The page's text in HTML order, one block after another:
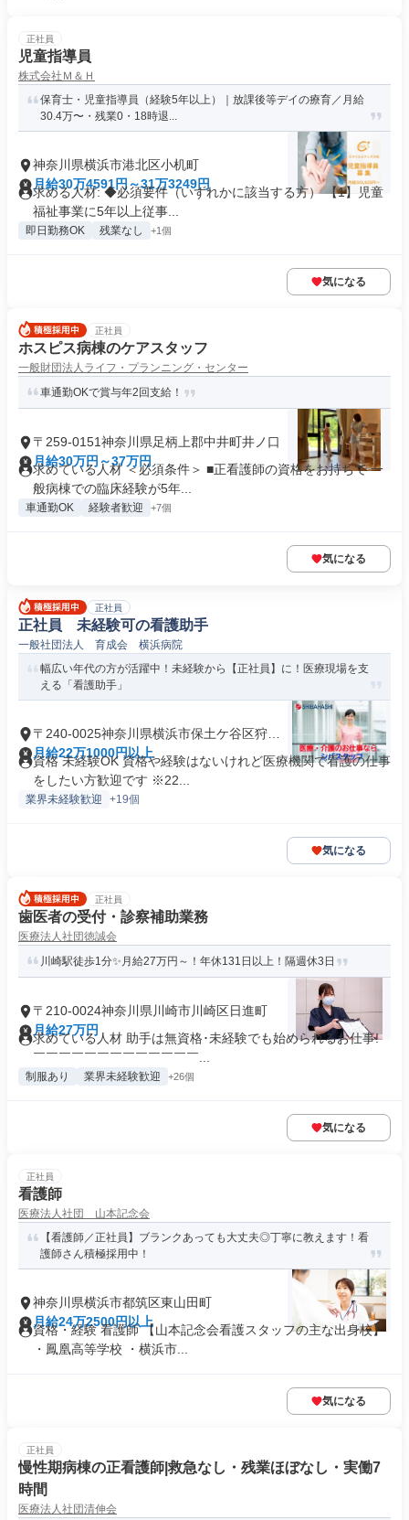
正社員
児童指導員
株式会社Ｍ＆Ｈ
保育士・児童指導員（経験5年以上）｜放課後等デイの療育／月給
30.4万〜・残業0・18時退...
神奈川県横浜市港北区小机町
月給30万4591円～31万3249円
求める人材: ◆必須要件（いずれかに該当する方） 【1】児童
福祉事業に5年以上従事...
即日勤務OK 残業なし +1個
気になる
正社員
ホスピス病棟のケアスタッフ
一般財団法人ライフ・プランニング・センター
車通勤OKで賞与年2回支給！
〒259-0151神奈川県足柄上郡中井町井ノ口
月給30万円～37万円
求めている人材 ＜必須条件＞ ■正看護師の資格をお持ちで 一
般病棟での臨床経験が5年...
車通勤OK 経験者歓迎 +7個
気になる
正社員
正社員 未経験可の看護助手
一般社団法人 育成会 横浜病院
幅広い年代の方が活躍中！未経験から【正社員】に！医療現場を支
える「看護助手」
〒240-0025神奈川県横浜市保土ケ谷区狩場
町
月給22万1000円以上
資格 未経験OK 資格や経験はないけれど医療機関で看護の仕事
をしたい方歓迎です ※22...
業界未経験歓迎 +19個
気になる
正社員
歯医者の受付・診察補助業務
医療法人社団徳誠会
川崎駅徒歩1分✨月給27万円～！年休131日以上！隔週休3日
〒210-0024神奈川県川崎市川崎区日進町
月給27万円
求めている人材 助手は無資格･未経験でも始められるお仕事!
￣￣￣￣￣￣￣￣￣￣￣￣￣...
制服あり 業界未経験歓迎 +26個
気になる
正社員
看護師
医療法人社団 山本記念会
【看護師／正社員】ブランクあっても大丈夫◎丁寧に教えます！看
護師さん積極採用中！
神奈川県横浜市都筑区東山田町
月給24万2500円以上
資格・経験 看護師 【山本記念会看護スタッフの主な出身校】
・鳳凰高等学校 ・横浜市...
気になる
正社員
慢性期病棟の正看護師|救急なし・残業ほぼなし・実働7
時間
医療法人社団清伸会